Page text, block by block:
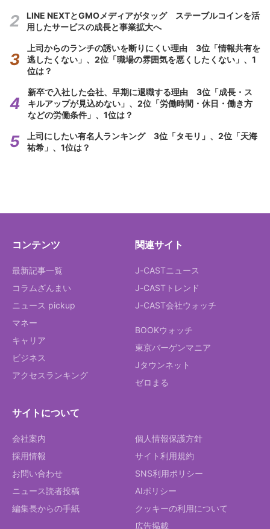
LINE NEXTとGMOメディアがタッグ ステーブルコインを活
用したサービスの成長と事業拡大へ
上司からのランチの誘いを断りにくい理由 3位「情報共有を
逃したくない」、2位「職場の雰囲気を悪くしたくない」、1
位は？
新卒で入社した会社、早期に退職する理由 3位「成長・ス
キルアップが見込めない」、2位「労働時間・休日・働き方
などの労働条件」、1位は？
上司にしたい有名人ランキング 3位「タモリ」、2位「天海
祐希」、1位は？
コンテンツ
最新記事一覧
コラムざんまい
ニュース pickup
マネー
キャリア
ビジネス
アクセスランキング
関連サイト
J-CASTニュース
J-CASTトレンド
J-CAST会社ウォッチ
BOOKウォッチ
東京バーゲンマニア
Jタウンネット
ゼロまる
サイトについて
会社案内
採用情報
お問い合わせ
ニュース読者投稿
編集長からの手紙
個人情報保護方針
サイト利用規約
SNS利用ポリシー
AIポリシー
クッキーの利用について
広告掲載